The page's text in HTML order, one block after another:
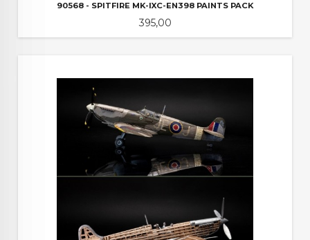
90568 - SPITFIRE MK-IXC-EN398 PAINTS PACK
Pris
395,00